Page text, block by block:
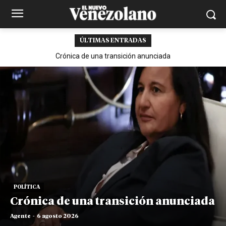
ÚLTIMAS ENTRADAS
Crónica de una transición anunciada
POLÍTICA
Crónica de una transición anunciada
Agente - 6 agosto 2026